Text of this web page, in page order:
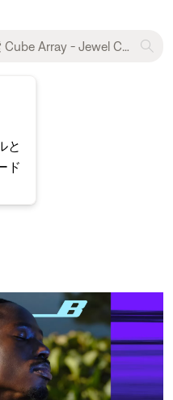
と
ド